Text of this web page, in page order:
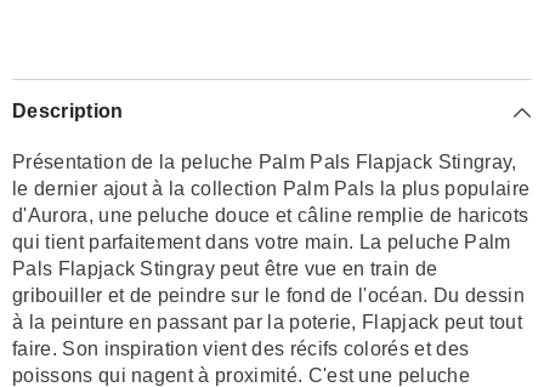
Description
Présentation de la peluche Palm Pals Flapjack Stingray,
le dernier ajout à la collection Palm Pals la plus populaire
d'Aurora, une peluche douce et câline remplie de haricots
qui tient parfaitement dans votre main. La peluche Palm
Pals Flapjack Stingray peut être vue en train de
gribouiller et de peindre sur le fond de l'océan. Du dessin
à la peinture en passant par la poterie, Flapjack peut tout
faire. Son inspiration vient des récifs colorés et des
poissons qui nagent à proximité. C'est une peluche